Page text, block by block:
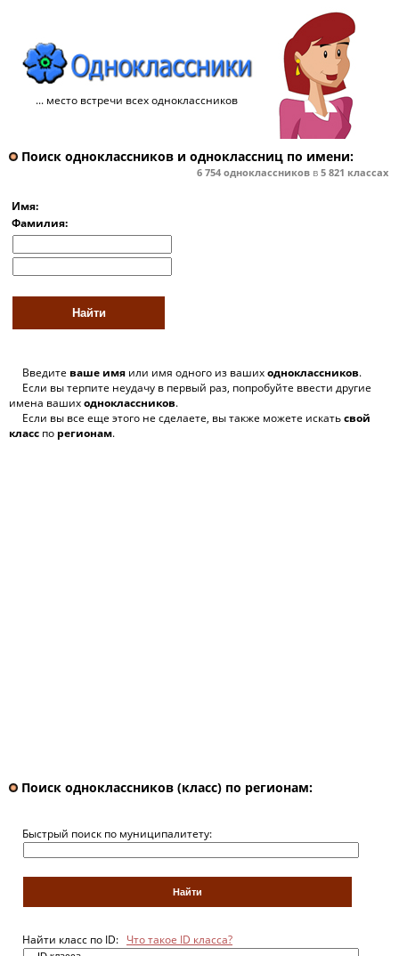
... место встречи всех одноклассников
Поиск одноклассников и одноклассниц по имени:
6 754 одноклассниковв 5 821 классах
Имя:
Фамилия:
Введите ваше имя или имя одного из вашиходноклассников.
Если вы терпите неудачу в первый раз, попробуйте ввести другие
имена вашиходноклассников.
Если вы все еще этого не сделаете, вы также можете искатьсвой
класс по регионам.
Поиск одноклассников (класс) по регионам:
Быстрый поиск по муниципалитету:
Найти класс по ID: Что такое ID класса?